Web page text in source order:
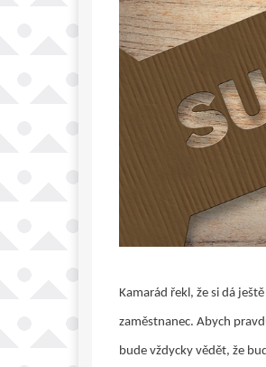
Kamarád řekl, že si dá
zaměstnanec. Abych
bude vždycky vědět, že